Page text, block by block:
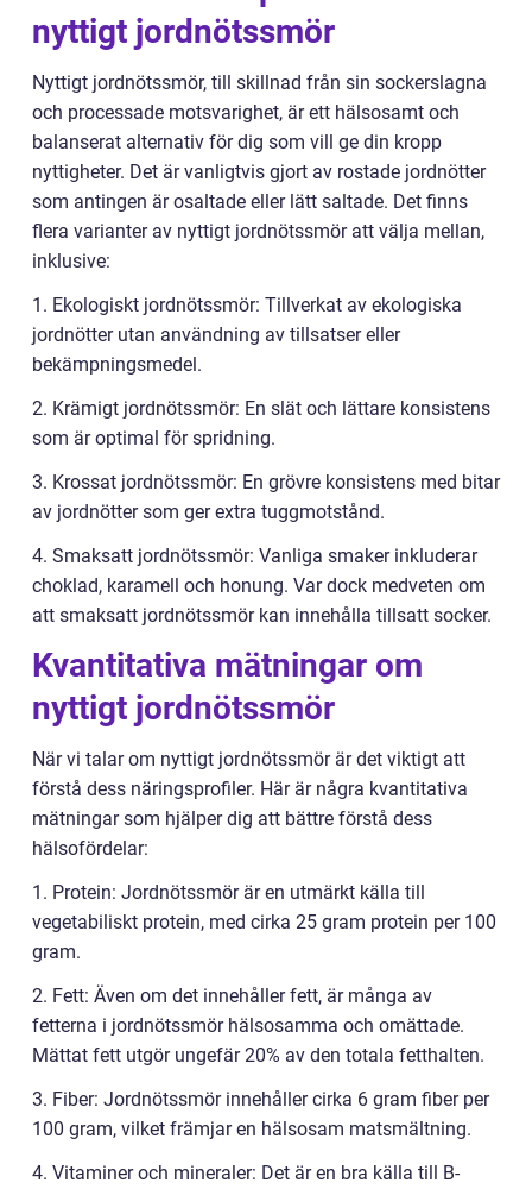
nyttigt jordnötssmör
Nyttigt jordnötssmör, till skillnad från sin sockerslagna
och processade motsvarighet, är ett hälsosamt och
balanserat alternativ för dig som vill ge din kropp
nyttigheter. Det är vanligtvis gjort av rostade jordnötter
som antingen är osaltade eller lätt saltade. Det finns
flera varianter av nyttigt jordnötssmör att välja mellan,
inklusive:
1. Ekologiskt jordnötssmör: Tillverkat av ekologiska
jordnötter utan användning av tillsatser eller
bekämpningsmedel.
2. Krämigt jordnötssmör: En slät och lättare konsistens
som är optimal för spridning.
3. Krossat jordnötssmör: En grövre konsistens med bitar
av jordnötter som ger extra tuggmotstånd.
4. Smaksatt jordnötssmör: Vanliga smaker inkluderar
choklad, karamell och honung. Var dock medveten om
att smaksatt jordnötssmör kan innehålla tillsatt socker.
Kvantitativa mätningar om
nyttigt jordnötssmör
När vi talar om nyttigt jordnötssmör är det viktigt att
förstå dess näringsprofiler. Här är några kvantitativa
mätningar som hjälper dig att bättre förstå dess
hälsofördelar:
1. Protein: Jordnötssmör är en utmärkt källa till
vegetabiliskt protein, med cirka 25 gram protein per 100
gram.
2. Fett: Även om det innehåller fett, är många av
fetterna i jordnötssmör hälsosamma och omättade.
Mättat fett utgör ungefär 20% av den totala fetthalten.
3. Fiber: Jordnötssmör innehåller cirka 6 gram fiber per
100 gram, vilket främjar en hälsosam matsmältning.
4. Vitaminer och mineraler: Det är en bra källa till B-